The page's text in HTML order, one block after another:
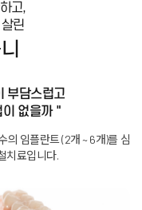
고,
린
부담스럽고
이 없을까 "
의 임플란트 (2개 ~ 6개)를 심
치료입니다.